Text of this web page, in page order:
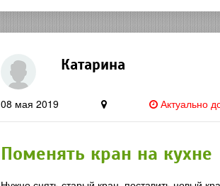
Катарина
08 мая 2019 Актуально
Поменять кран на кухне